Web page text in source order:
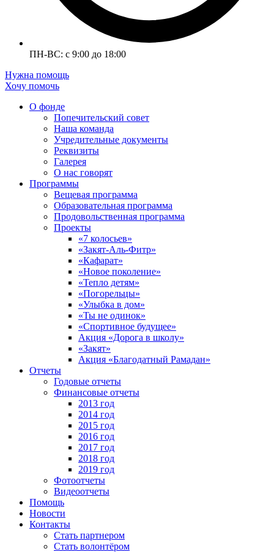
ПН-ВС: с 9:00 до 18:00
Нужна помощь
Хочу помочь
О фонде
Попечительский совет
Наша команда
Учредительные документы
Реквизиты
Галерея
О нас говорят
Программы
Вещевая программа
Образовательная программа
Продовольственная программа
Проекты
«7 колосьев»
«Закят-Аль-Фитр»
«Кафарат»
«Новое поколение»
«Тепло детям»
«Погорельцы»
«Улыбка в дом»
«Ты не одинок»
«Спортивное будущее»
Акция «Дорога в школу»
«Закят»
Акция «Благодатный Рамадан»
Отчеты
Годовые отчеты
Финансовые отчеты
2013 год
2014 год
2015 год
2016 год
2017 год
2018 год
2019 год
Фотоотчеты
Видеоотчеты
Помощь
Новости
Контакты
Стать партнером
Стать волонтёром